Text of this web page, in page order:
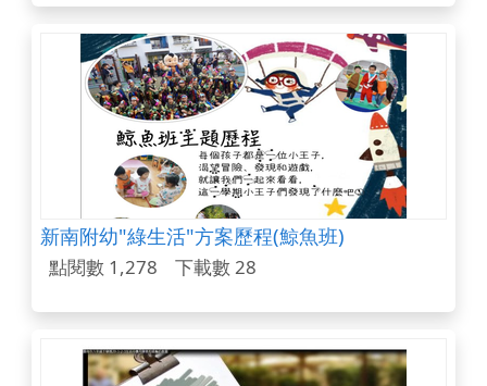
新南附幼"綠生活"方案歷程(鯨魚班)
點閱數 1,278 下載數 28